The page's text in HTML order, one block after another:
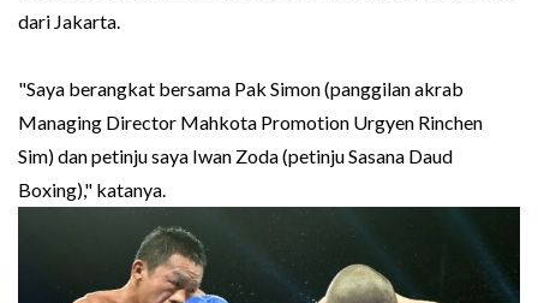
dari Jakarta.
"Saya berangkat bersama Pak Simon (panggilan akrab
Managing Director Mahkota Promotion Urgyen Rinchen
Sim) dan petinju saya Iwan Zoda (petinju Sasana Daud
Boxing)," katanya.